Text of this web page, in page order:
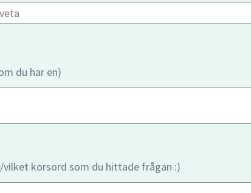
du har en)
vilket korsord som du hittade frågan :)